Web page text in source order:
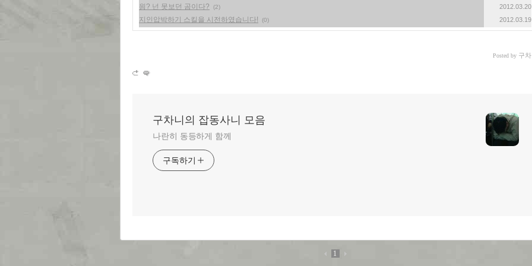
읭? 넌 못보던 곰이다? (2) 2012.03.20
지인압박하기 스킬을 시전하였습니다! (0) 2012.03.19
Posted by 구
구차니의 잡동사니 모음
나란히 동등하게 함께
구독하기
1